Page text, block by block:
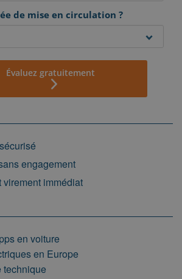
de mise en circulation ?
Évaluez gratuitement
engagement
virement immédiat
en voiture
en Europe
technique